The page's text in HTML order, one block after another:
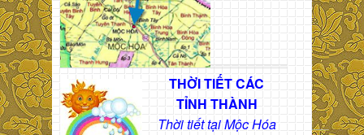
THỜI TIẾT CÁC
TỈNH THÀNH
Thời tiết tại Mộc Hóa